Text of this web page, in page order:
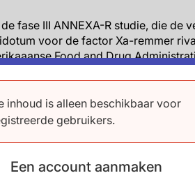
inhoud is alleen beschikbaar voor
gebruikers.
Een account aanmaken
fase III ANNEXA-R studie, die de
voor de factor Xa-remmer
Food and Drug
voor patiënten die worden
ernstige bloeding doormaken of
ANNEXA-R
– Rivaroxaban) studie, deed
de stabiele
en veiligheid werd getest in 41